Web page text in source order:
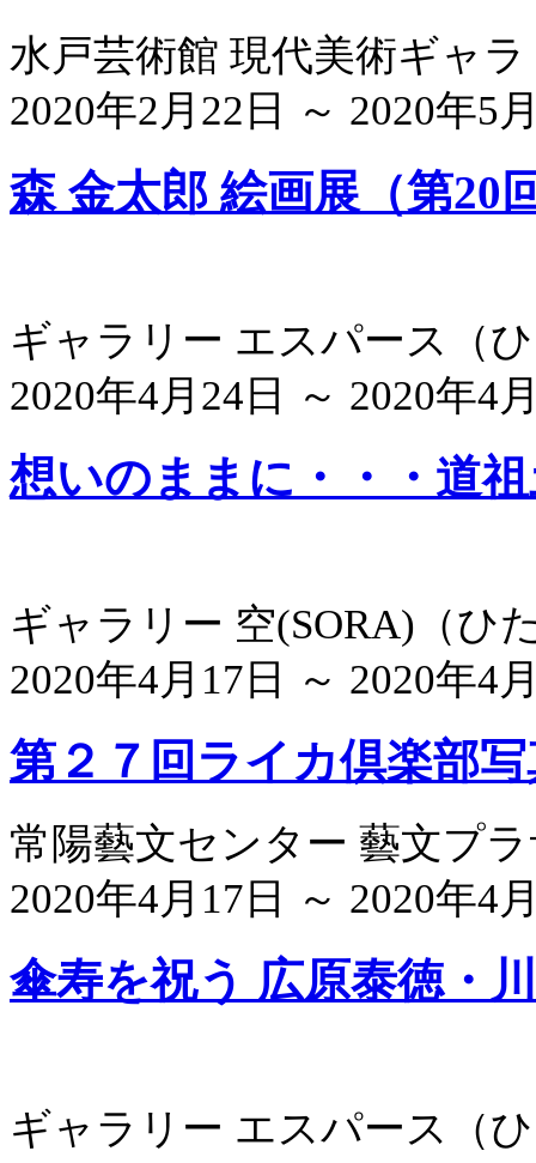
水戸芸術館 現代美術ギャ
2020年2月22日 ～ 2020年5
森 金太郎 絵画展（第20
ギャラリー エスパース （
2020年4月24日 ～ 2020年4
想いのままに・・・道
ギャラリー 空(SORA) （ひ
2020年4月17日 ～ 2020年4
第２７回ライカ倶楽部
常陽藝文センター 藝文プ
2020年4月17日 ～ 2020年4
傘寿を祝う 広原泰徳・
ギャラリー エスパース （